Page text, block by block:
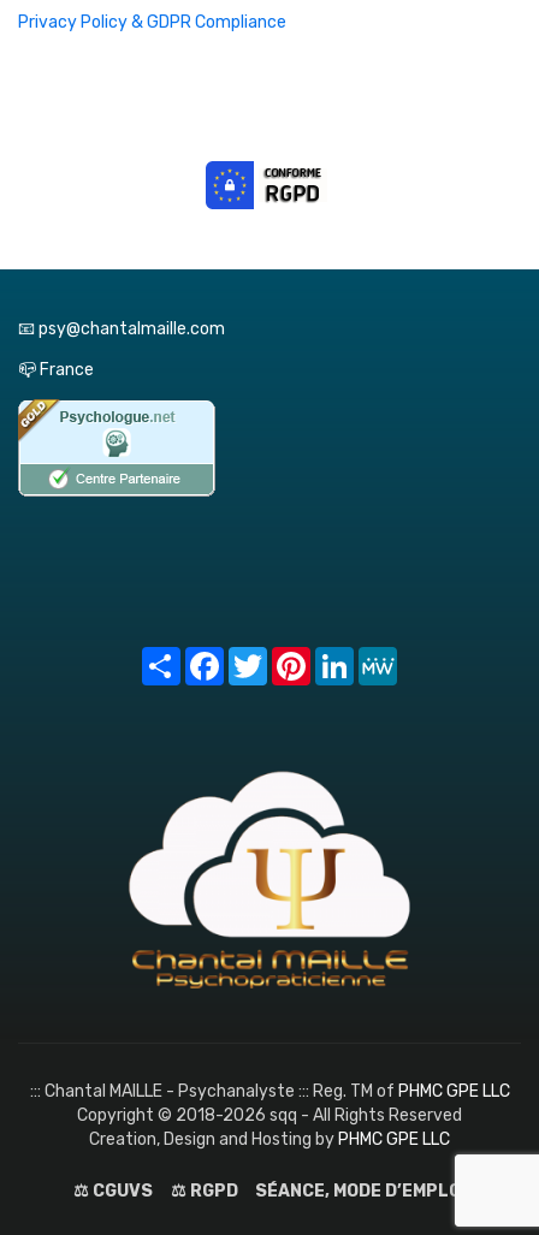
Privacy Policy & GDPR Compliance
📧 psy@chantalmaille.com
📪 France
Share FacebookTwitterPinterest
LinkedIn
::: Chantal MAILLE - Psychanalyste ::: Reg. TM of PHMC GPE LLC
Copyright © 2018-2026 sqq - All Rights Reserved
Creation, Design and Hosting byPHMC GPE LLC
⚖️ CGUVS ⚖️ RGPD SÉANCE, MODE D’EMPLOI